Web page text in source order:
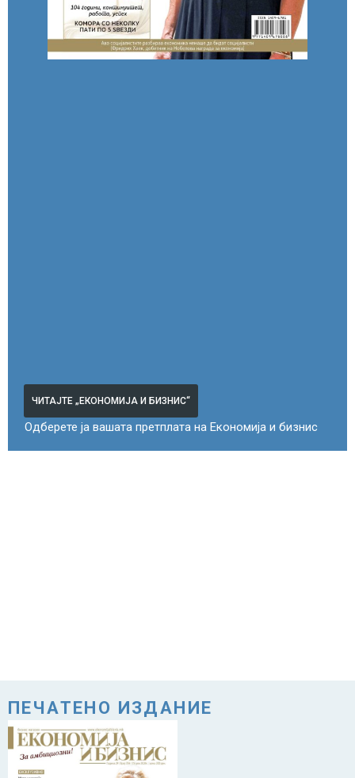
ЧИТАЈТЕ „ЕКОНОМИЈА И БИЗНИС“
Одберете ја вашата претплата на Економија и бизнис
ПЕЧАТЕНО ИЗДАНИЕ